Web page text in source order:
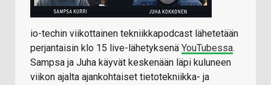
io-techin viikottainen tekniikkapodcast lähetetään
perjantaisin klo 15 live-lähetyksenä YouTubessa.
Sampsa ja Juha käyvät keskenään läpi kuluneen
viikon ajalta ajankohtaiset tietotekniikka- ja